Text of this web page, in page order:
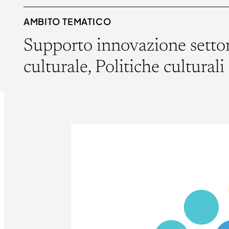
AMBITO TEMATICO
Supporto innovazione
culturale, Politiche culturali